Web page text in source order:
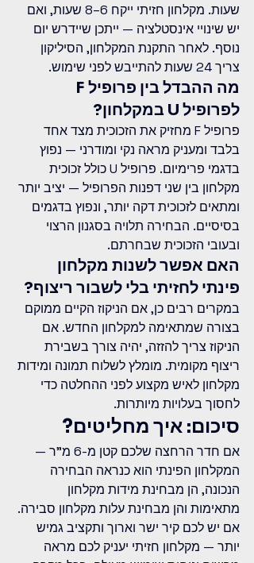
שעות. מקלחון חזיתי ייקח 6–8 שעות, ואם
יש שינויי אינסטלציה — ייתכן שיידרש יום
נוסף. לאחר התקנת המקלחון, הסיליקון
צריך 24 שעות להתייבש לפני שימוש.
לפרופיל U במקלחון?
פרופיל F מחזיק את הזכוכית מצד אחד
בלבד ומעניק מראה נקי ומודרני — נפוץ
בדגמי פרימיום. פרופיל U כולל זכוכית
מקלחון בין שני דפנות הפרופיל — יציב יותר
ומתאים לזכוכית דקה יותר, ונפוץ בדגמים
בסיסיים. הבחירה תלויה בסגנון הרצוי
ובעובי הזכוכית שבחרתם.
האם אפשר לשנות מקלחון
פינתי לחזיתי בלי לשבור ריצוף?
במקרים רבים כן, אם הניקוז הקיים ממוקם
בצורה שמתאימה למקלחון החדש. אם
הניקוז צריך להזזה, יהיה צורך בשבירת
ריצוף מקומית. מומלץ לשלוח תמונה ומידות
מקלחון לאיש מקצוע לפני ההחלטה כדי
לחסוך בעלויות מיותרות.
סיכום: איך מחליטים?
אם חדר הרחצה שלכם קטן מ-6 מ"ר —
המקלחון הפינתי הוא כנראה הבחירה
הנכונה, הן מבחינת מידות מקלחון
מתאימות והן מבחינת עלות מקלחון סבירה.
אם יש לכם קיר ישר וארוך ותקציב גמיש
יותר — מקלחון חזיתי יעניק לכם מראה